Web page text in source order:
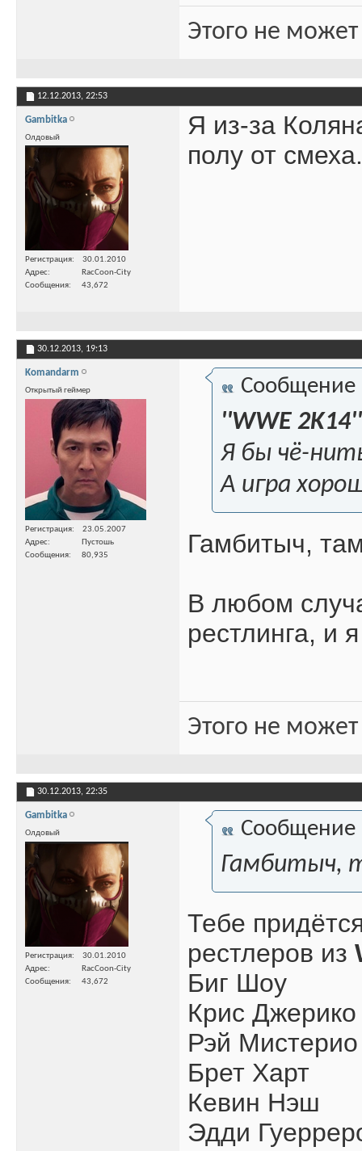
Этого не
12.12.2013, 22:53
Gambitka
Олдовый
Регистрация
30.01.2010
Адрес
RacCoon-City
Сообщения
43,672
Я из-за
полу от
30.12.2013, 19:13
Komandarm
Открытый геймер
Регистрация
23.05.2007
Адрес
Пустошь
Сообщения
80,935
Сообщение
''WWE 2K14''
Я бы чё-
А игра
Гамбитыч,
В любом
рестлинга, и
Этого не
30.12.2013, 22:35
Gambitka
Олдовый
Регистрация
30.01.2010
Адрес
RacCoon-City
Сообщения
43,672
Сообщение
Гамбитыч,
Тебе
рестлеров из
Биг Шоу
Крис Джерико
Рэй Мистерио
Брет Харт
Кевин Нэш
Эдди